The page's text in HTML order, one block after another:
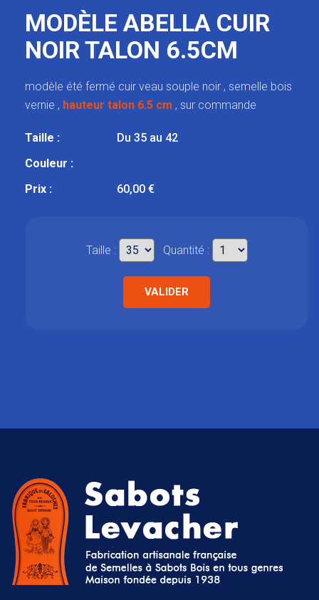
MODÈLE ABELLA CUIR
NOIR TALON 6.5CM
modèle été fermé cuir veau souple noir , semelle bois
vernie , hauteur talon 6.5 cm , sur commande
Taille :
Du 35 au 42
Couleur :
Prix :
60,00 €
Taille : Quantité :
VALIDER